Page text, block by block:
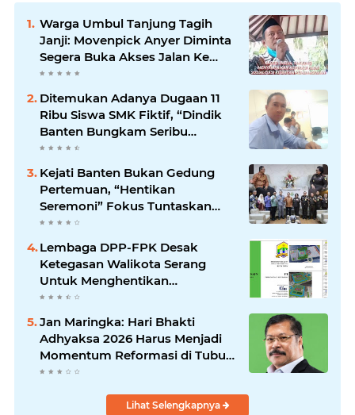
Warga Umbul Tanjung Tagih
Janji: Movenpick Anyer Diminta
Segera Buka Akses Jalan Ke
Pantai
Ditemukan Adanya Dugaan 11
Ribu Siswa SMK Fiktif, “Dindik
Banten Bungkam Seribu
Bahasa”
Kejati Banten Bukan Gedung
Pertemuan, “Hentikan
Seremoni” Fokus Tuntaskan
Korupsi!
Lembaga DPP-FPK Desak
Ketegasan Walikota Serang
Untuk Menghentikan
Sementara Revitalisasi Alun-
Jan Maringka: Hari Bhakti
Adhyaksa 2026 Harus Menjadi
Momentum Reformasi di Tubuh
Kejaksaan
Lihat Selengkapnya